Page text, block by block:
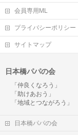
会員専用ML
プライバシーポリシー
サイトマップ
日本橋パパの会
「仲良くなろう」
「助けあおう」
「地域とつながろう」
日本橋パパの会